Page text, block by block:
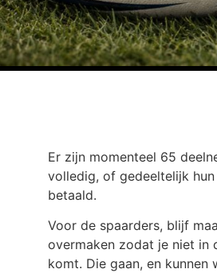
Er zijn momenteel 65
volledig, of gedeeltelijk
betaald.
Voor de spaarders, blijf
overmaken zodat je niet in
komt. Die gaan, en kunnen